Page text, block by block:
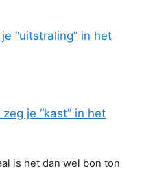
“uitstraling” in het
zeg je “kast” in het
is het dan wel bon ton